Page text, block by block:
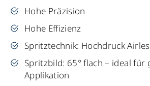
Hohe Präzision
Hohe Effizienz
Spritztechnik: Hochdruck
Spritzbild: 65° flach – ideal für
Applikation